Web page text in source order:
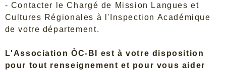
- Contacter le Chargé de Mission Langues et
Cultures Régionales à l'Inspection Académique
de votre département.
L'Association ÒC-BI est à votre disposition
pour tout renseignement et pour vous aider